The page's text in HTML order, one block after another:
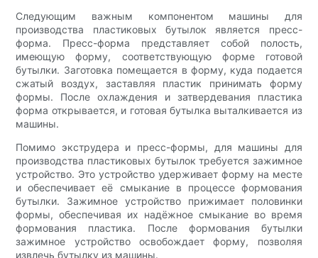
Следующим важным компонентом машины для
производства пластиковых бутылок является пресс-
форма. Пресс-форма представляет собой полость,
имеющую форму, соответствующую форме готовой
бутылки. Заготовка помещается в форму, куда подается
сжатый воздух, заставляя пластик принимать форму
формы. После охлаждения и затвердевания пластика
форма открывается, и готовая бутылка выталкивается из
машины.
Помимо экструдера и пресс-формы, для машины для
производства пластиковых бутылок требуется зажимное
устройство. Это устройство удерживает форму на месте
и обеспечивает её смыкание в процессе формования
бутылки. Зажимное устройство прижимает половинки
формы, обеспечивая их надёжное смыкание во время
формования пластика. После формования бутылки
зажимное устройство освобождает форму, позволяя
извлечь бутылку из машины.